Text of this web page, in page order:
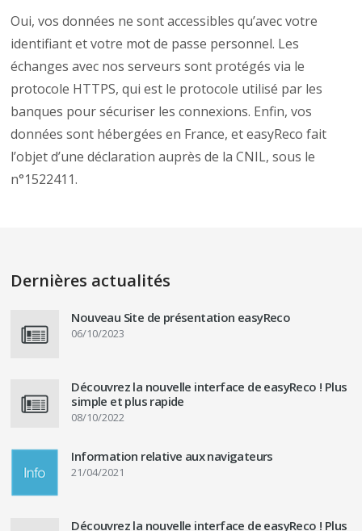
Oui, vos données ne sont accessibles qu’avec votre
identifiant et votre mot de passe personnel. Les
échanges avec nos serveurs sont protégés via le
protocole HTTPS, qui est le protocole utilisé par les
banques pour sécuriser les connexions. Enfin, vos
données sont hébergées en France, et easyReco fait
l’objet d’une déclaration auprès de la CNIL, sous le
n°1522411.
Dernières actualités
Nouveau Site de présentation easyReco
06/10/2023
Découvrez la nouvelle interface de easyReco ! Plus
simple et plus rapide
08/10/2022
Information relative aux navigateurs
21/04/2021
Découvrez la nouvelle interface de easyReco ! Plus